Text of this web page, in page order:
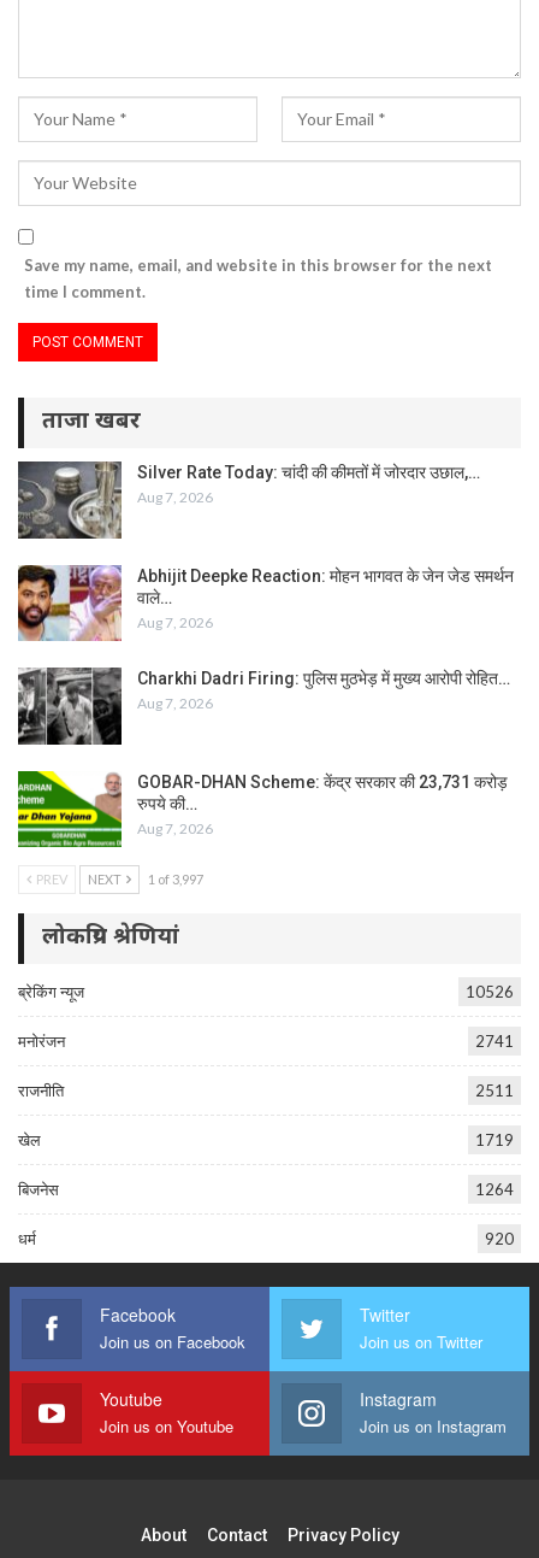
Save my name, email, and website in this browser for the next
time I comment.
ताजा खबर
Silver Rate Today: चांदी की कीमतों में जोरदार उछाल,…
Aug 7, 2026
Abhijit Deepke Reaction: मोहन भागवत के जेन जेड समर्थन
वाले…
Aug 7, 2026
Charkhi Dadri Firing: पुलिस मुठभेड़ में मुख्य आरोपी रोहित…
Aug 7, 2026
GOBAR-DHAN Scheme: केंद्र सरकार की 23,731 करोड़
रुपये की…
Aug 7, 2026
PREV NEXT 1 of 3,997
लोकप्रिय श्रेणियां
ब्रेकिंग न्यूज 10526
मनोरंजन 2741
राजनीति 2511
खेल 1719
बिजनेस 1264
धर्म 920
Facebook
Join us on Facebook
Twitter
Join us on Twitter
Youtube
Join us on Youtube
Instagram
Join us on Instagram
About Contact Privacy Policy